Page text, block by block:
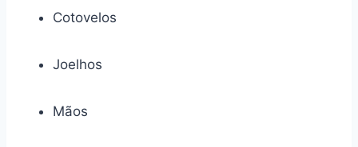
Cotovelos
Joelhos
Mãos